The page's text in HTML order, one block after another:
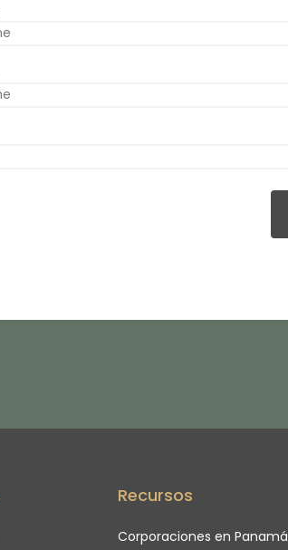
Recursos
Corporaciones en Panamá